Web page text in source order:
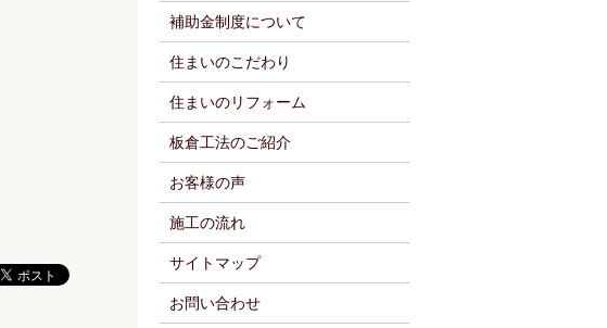
補助金制度について
住まいのこだわり
住まいのリフォーム
板倉工法のご紹介
お客様の声
施工の流れ
サイトマップ
お問い合わせ